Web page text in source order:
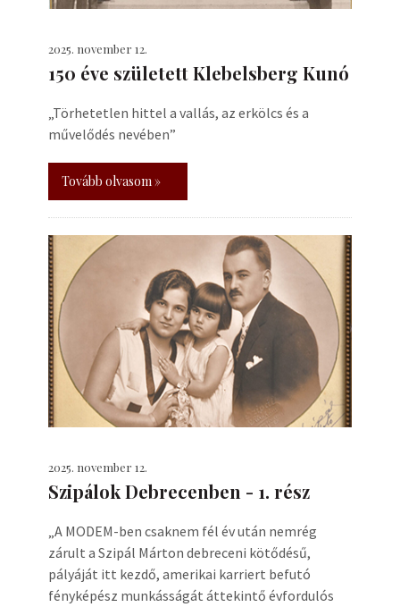
2025. november 12.
150 éve született Klebelsberg Kunó
„Törhetetlen hittel a vallás, az erkölcs és a
művelődés nevében”
Tovább olvasom »
2025. november 12.
Szipálok Debrecenben - 1. rész
„A MODEM-ben csaknem fél év után nemrég
zárult a Szipál Márton debreceni kötődésű,
pályáját itt kezdő, amerikai karriert befutó
fényképész munkásságát áttekintő évfordulós